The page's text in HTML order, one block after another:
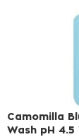
Camomilla
Wash pH 4.5